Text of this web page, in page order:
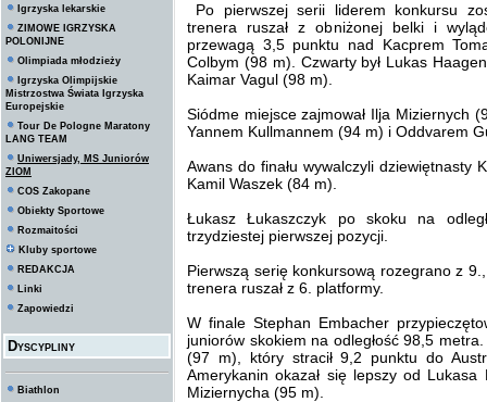
Igrzyska lekarskie
ZIMOWE IGRZYSKA
POLONIJNE
Olimpiada młodzieży
Igrzyska Olimpijskie
Mistrzostwa Świata Igrzyska
Europejskie
Tour De Pologne Maratony
LANG TEAM
Uniwersjady, MS Juniorów
ZIOM
COS Zakopane
Obiekty Sportowe
Rozmaitości
Kluby sportowe
REDAKCJA
Linki
Zapowiedzi
Dyscypliny
Biathlon
Po pierwszej serii liderem konkursu
trenera ruszał z obniżonej belki i
przewagą 3,5 punktu nad Kacprem
Colbym (98 m). Czwarty był Lukas
Kaimar Vagul (98 m).
Siódme miejsce zajmował Ilja Miziernych
Yannem Kullmannem (94 m) i Oddvarem
Awans do finału wywalczyli dziewiętnasty
Kamil Waszek (84 m).
Łukasz Łukaszczyk po skoku na
trzydziestej pierwszej pozycji.
Pierwszą serię konkursową rozegrano z
trenera ruszał z 6. platformy.
W finale Stephan Embacher
juniorów skokiem na odległość 98,5
(97 m), który stracił 9,2 punktu do
Amerykanin okazał się lepszy od
Miziernycha (95 m).